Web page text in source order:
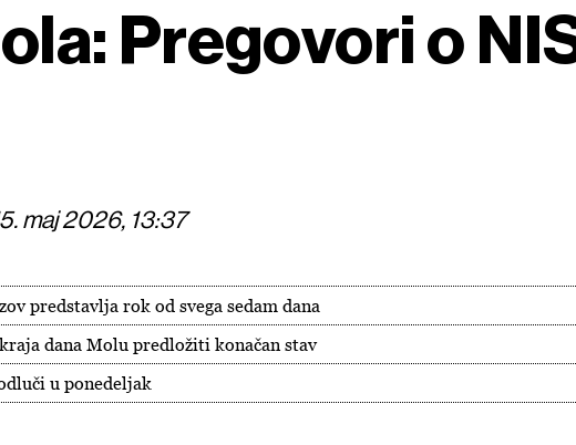
Pregovori o
maj 2026, 13:37
predstavlja rok od svega sedam dana
dana Molu predložiti konačan stav
u ponedeljak